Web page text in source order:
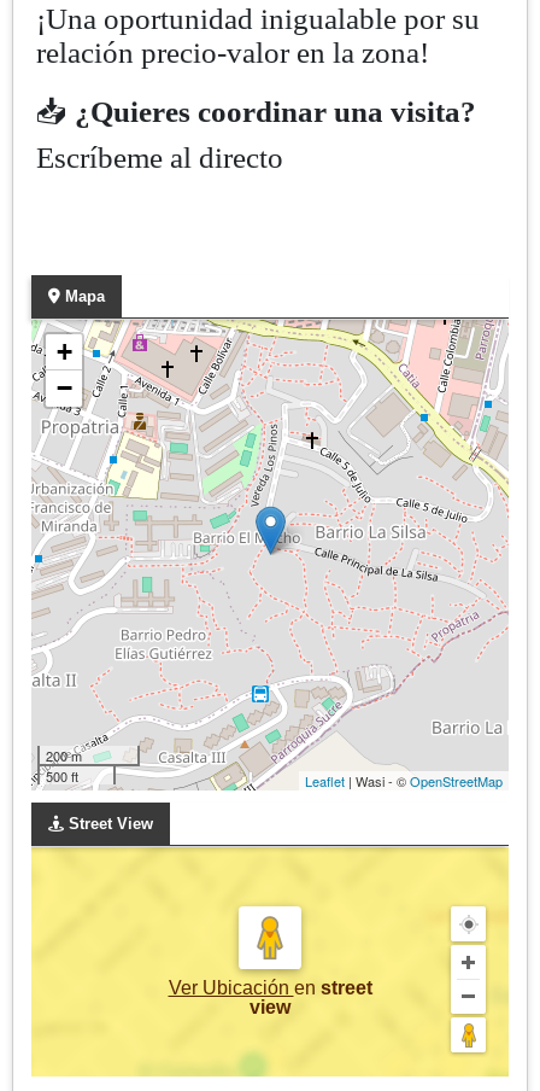
¡Una oportunidad inigualable por su
relación precio-valor en la zona!
📥 ¿Quieres coordinar una visita?
Escríbeme al directo
Mapa
+
−
200 m
500 ft
Leaflet | Wasi - ©OpenStreetMap
Street View
Ver Ubicación en street
view